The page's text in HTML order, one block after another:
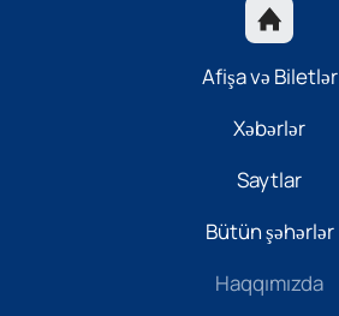
Afişa və Biletlər
Xəbərlər
Saytlar
Bütün şəhərlər
Haqqımızda